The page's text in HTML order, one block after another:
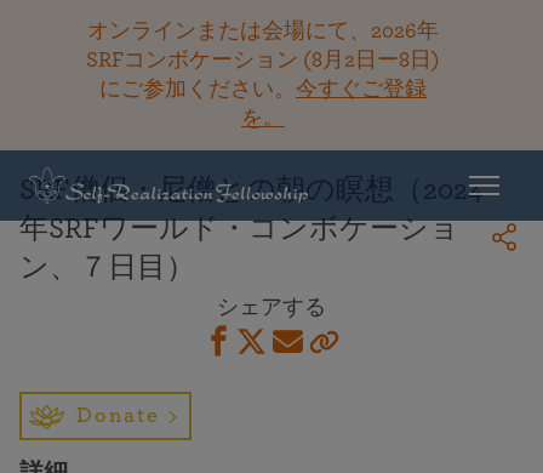
オンラインまたは会場にて、2026年
SRFコンボケーション (8月2日ー8日)
にご参加ください。 今すぐご登録
を。
ライブラリーに戻る
SRF僧侶・尼僧との朝の瞑想（2024
年SRFワールド・コンボケーショ
ン、７日目）
シェアする
Donate